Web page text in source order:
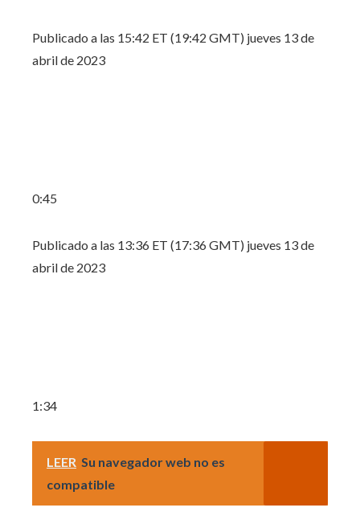
Publicado a las 15:42 ET (19:42 GMT) jueves 13 de
abril de 2023
0:45
Publicado a las 13:36 ET (17:36 GMT) jueves 13 de
abril de 2023
1:34
LEER Su navegador web no es
compatible